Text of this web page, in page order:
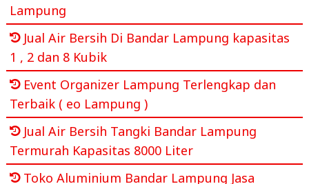
Lampung
Jual Air Bersih Di Bandar Lampung kapasitas
1 , 2 dan 8 Kubik
Event Organizer Lampung Terlengkap dan
Terbaik ( eo Lampung )
Jual Air Bersih Tangki Bandar Lampung
Termurah Kapasitas 8000 Liter
Toko Aluminium Bandar Lampung Jasa